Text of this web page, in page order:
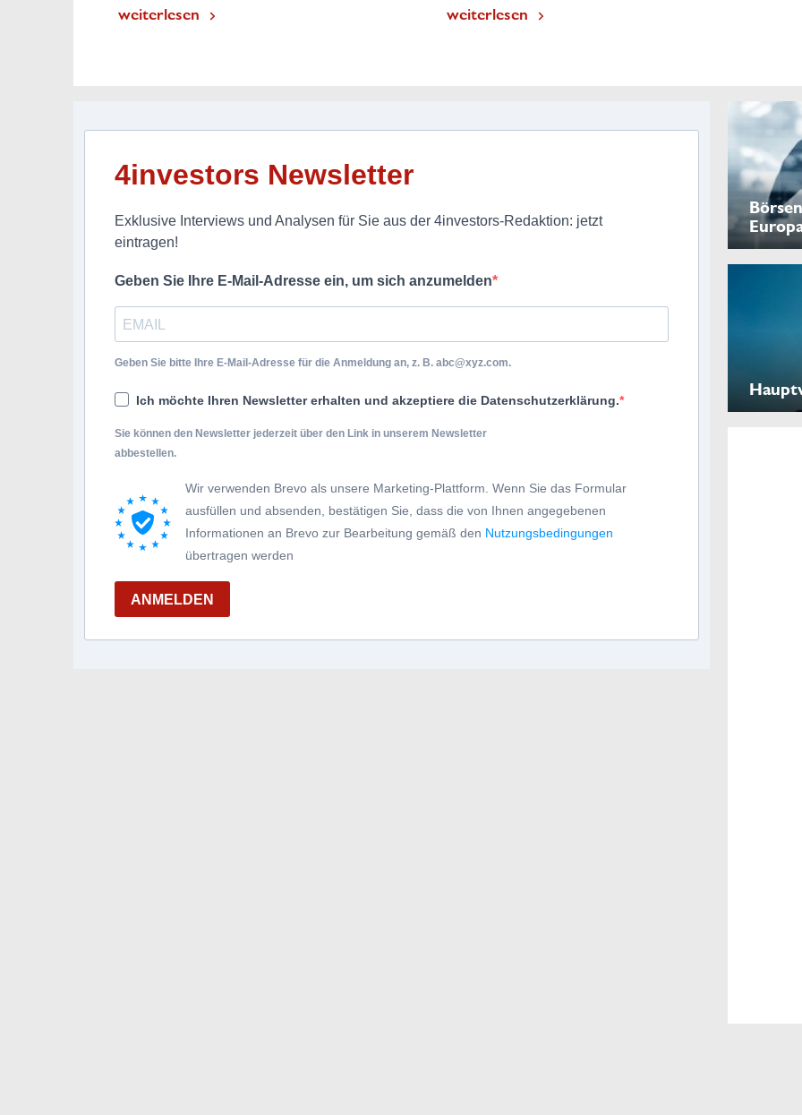
weiterlesen weiterlesen
4investors Newsletter
Exklusive Interviews und Analysen für Sie aus der 4investors-Redaktion: jetzt
eintragen!
Geben Sie Ihre E-Mail-Adresse ein, um sich anzumelden
Geben Sie bitte Ihre E-Mail-Adresse für die Anmeldung an, z. B. abc@xyz.com.
Ich möchte Ihren Newsletter erhalten und akzeptiere die Datenschutzerklärung.
Sie können den Newsletter jederzeit über den Link in unserem Newsletter
abbestellen.
Wir verwenden Brevo als unsere Marketing-Plattform. Wenn Sie das Formular
ausfüllen und absenden, bestätigen Sie, dass die von Ihnen angegebenen
Informationen an Brevo zur Bearbeitung gemäß den Nutzungsbedingungen
übertragen werden
ANMELDEN